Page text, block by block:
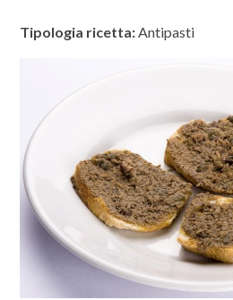
Tipologia ricetta:Antipasti